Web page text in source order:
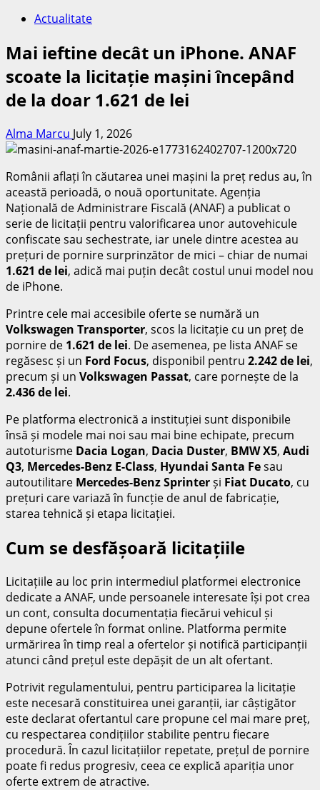
Actualitate
Mai ieftine decât un iPhone. ANAF
scoate la licitație mașini începând
de la doar 1.621 de lei
Alma Marcu July 1, 2026
Românii aflați în căutarea unei mașini la preț redus au, în
această perioadă, o nouă oportunitate. Agenția
Națională de Administrare Fiscală (ANAF) a publicat o
serie de licitații pentru valorificarea unor autovehicule
confiscate sau sechestrate, iar unele dintre acestea au
prețuri de pornire surprinzător de mici – chiar de numai
1.621 de lei, adică mai puțin decât costul unui model nou
de iPhone.
Printre cele mai accesibile oferte se numără un
Volkswagen Transporter, scos la licitație cu un preț de
pornire de 1.621 de lei. De asemenea, pe lista ANAF se
regăsesc și un Ford Focus, disponibil pentru 2.242 de lei,
precum și un Volkswagen Passat, care pornește de la
2.436 de lei.
Pe platforma electronică a instituției sunt disponibile
însă și modele mai noi sau mai bine echipate, precum
autoturisme Dacia Logan, Dacia Duster, BMW X5, Audi
Q3, Mercedes-Benz E-Class, Hyundai Santa Fesau
autoutilitare Mercedes-Benz Sprinterși Fiat Ducato, cu
prețuri care variază în funcție de anul de fabricație,
starea tehnică și etapa licitației.
Cum se desfășoară licitațiile
Licitațiile au loc prin intermediul platformei electronice
dedicate a ANAF, unde persoanele interesate își pot crea
un cont, consulta documentația fiecărui vehicul și
depune ofertele în format online. Platforma permite
urmărirea în timp real a ofertelor și notifică participanții
atunci când prețul este depășit de un alt ofertant.
Potrivit regulamentului, pentru participarea la licitație
este necesară constituirea unei garanții, iar câștigător
este declarat ofertantul care propune cel mai mare preț,
cu respectarea condițiilor stabilite pentru fiecare
procedură. În cazul licitațiilor repetate, prețul de pornire
poate fi redus progresiv, ceea ce explică apariția unor
oferte extrem de atractive.